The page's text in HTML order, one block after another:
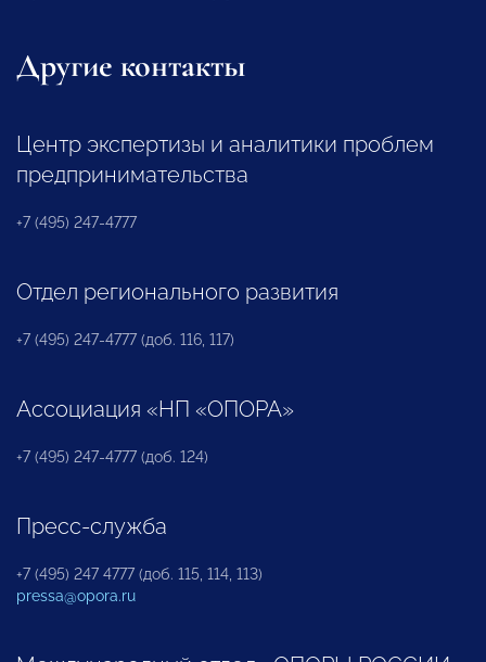
Другие контакты
Центр экспертизы и аналитики проблем
предпринимательства
+7 (495) 247-4777
Отдел регионального развития
+7 (495) 247-4777 (доб. 116, 117)
Ассоциация «НП «ОПОРА»
+7 (495) 247-4777 (доб. 124)
Пресс-служба
+7 (495) 247 4777 (доб. 115, 114, 113)
pressa@opora.ru